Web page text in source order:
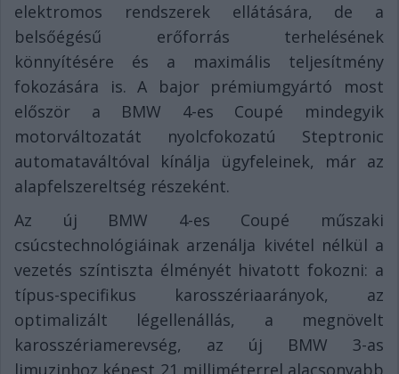
elektromos rendszerek ellátására, de a
belsőégésű erőforrás terhelésének
könnyítésére és a maximális teljesítmény
fokozására is. A bajor prémiumgyártó most
először a BMW 4-es Coupé mindegyik
motorváltozatát nyolcfokozatú Steptronic
automataváltóval kínálja ügyfeleinek, már az
alapfelszereltség részeként.
Az új BMW 4-es Coupé műszaki
csúcstechnológiáinak arzenálja kivétel nélkül a
vezetés színtiszta élményét hivatott fokozni: a
típus-specifikus karosszériaarányok, az
optimalizált légellenállás, a megnövelt
karosszériamerevség, az új BMW 3-as